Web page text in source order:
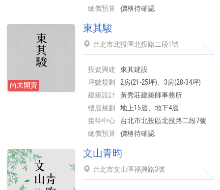
總價預算
價格待確認
尚未開賣
東其駿
台北市北投區北投路二段1號
投資興建
東其建設
坪數規劃
2房(21-25坪)、3房(28-34坪)
建築設計
黃秀莊建築師事務所
樓層規劃
地上15層、地下4層
接待中心
台北市北投區北投路二段7號
總價預算
價格待確認
文山青昀
台北市文山區福興路3號